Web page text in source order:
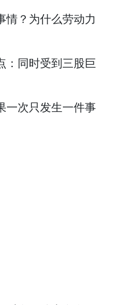
情？为什么劳动力
：同时受到三股巨
一次只发生一件事